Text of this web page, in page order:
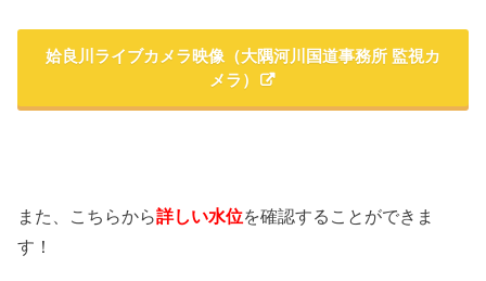
姶良川ライブカメラ映像（大隅河川国道事務所 監視カ
メラ）
また、こちらから詳しい水位を確認することができま
す！